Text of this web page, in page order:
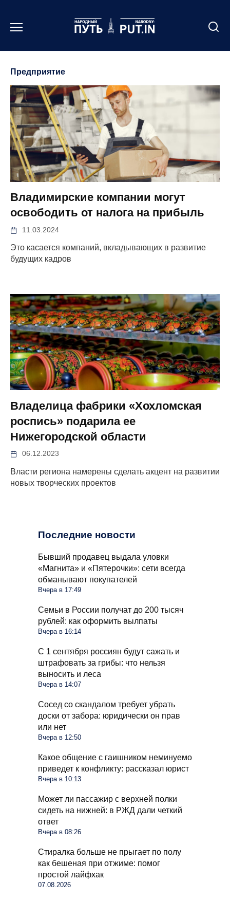
содержанию
Предприятие
Владимирские компании могут
освободить от налога на прибыль
11.03.2024
Это касается компаний, вкладывающих в развитие
будущих кадров
Владелица фабрики «Хохломская
роспись» подарила ее
Нижегородской области
06.12.2023
Власти региона намерены сделать акцент на развитии
новых творческих проектов
Последние новости
Бывший продавец выдала уловки
«Магнита» и «Пятерочки»: сети всегда
обманывают покупателей
Вчера в 17:49
Семьи в России получат до 200 тысяч
рублей: как оформить вылпаты
Вчера в 16:14
С 1 сентября россиян будут сажать и
штрафовать за грибы: что нельзя
выносить и леса
Вчера в 14:07
Сосед со скандалом требует убрать
доски от забора: юридически он прав
или нет
Вчера в 12:50
Какое общение с гаишником неминуемо
приведет к конфликту: рассказал юрист
Вчера в 10:13
Может ли пассажир с верхней полки
сидеть на нижней: в РЖД дали четкий
ответ
Вчера в 08:26
Стиралка больше не прыгает по полу
как бешеная при отжиме: помог
простой лайфхак
07.08.2026